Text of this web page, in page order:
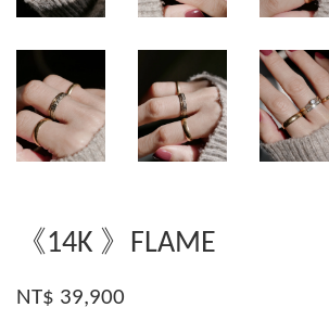
《14K 》FLAME
NT$ 39,900